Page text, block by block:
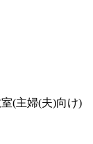
(主婦(夫)向け)